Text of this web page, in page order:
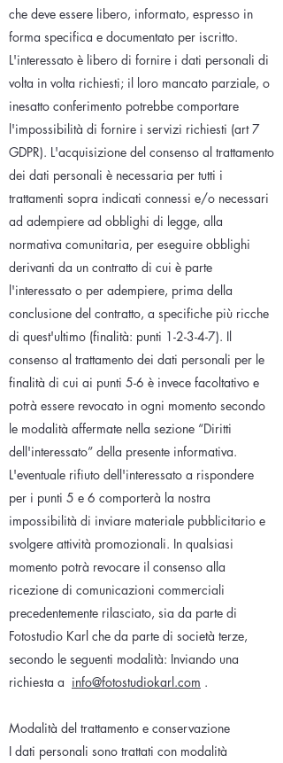
che deve essere libero, informato, espresso in
forma specifica e documentato per iscritto.
L'interessato è libero di fornire i dati personali di
volta in volta richiesti; il loro mancato parziale, o
inesatto conferimento potrebbe comportare
l'impossibilità di fornire i servizi richiesti (art 7
GDPR). L'acquisizione del consenso al trattamento
dei dati personali è necessaria per tutti i
trattamenti sopra indicati connessi e/o necessari
ad adempiere ad obblighi di legge, alla
normativa comunitaria, per eseguire obblighi
derivanti da un contratto di cui è parte
l'interessato o per adempiere, prima della
conclusione del contratto, a specifiche più ricche
di quest'ultimo (finalità: punti 1-2-3-4-7). Il
consenso al trattamento dei dati personali per le
finalità di cui ai punti 5-6 è invece facoltativo e
potrà essere revocato in ogni momento secondo
le modalità affermate nella sezione “Diritti
dell'interessato” della presente informativa.
L'eventuale rifiuto dell'interessato a rispondere
per i punti 5 e 6 comporterà la nostra
impossibilità di inviare materiale pubblicitario e
svolgere attività promozionali. In qualsiasi
momento potrà revocare il consenso alla
ricezione di comunicazioni commerciali
precedentemente rilasciato, sia da parte di
Fotostudio Karl che da parte di società terze,
secondo le seguenti modalità: Inviando una
richiesta a info@fotostudiokarl.com .
Modalità del trattamento e conservazione
I dati personali sono trattati con modalità